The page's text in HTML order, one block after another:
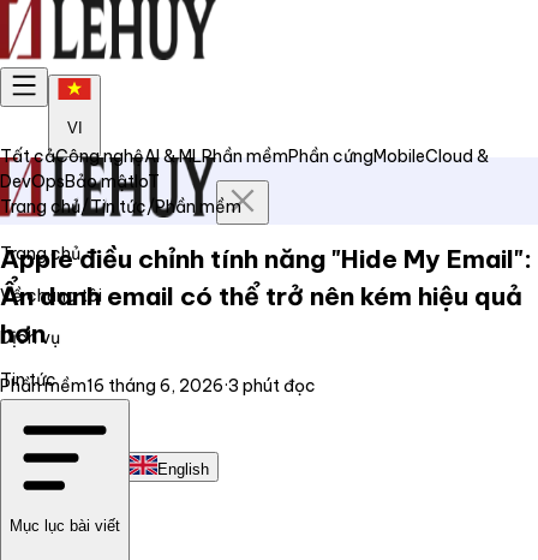
VI
Trang chủ
Về chúng tôi
Dịch vụ
Tin tức
Liên hệ
Tiếng Việt English
Tất cảCông nghệAI & MLPhần mềmPhần cứngMobileCloud &
DevOpsBảo mậtIoT
Trang chủ/Tin tức/Phần mềm
Apple điều chỉnh tính năng "Hide My Email":
Ẩn danh email có thể trở nên kém hiệu quả
hơn
Phần mềm16 tháng 6, 2026·3 phút đọc
Mục lục bài viết